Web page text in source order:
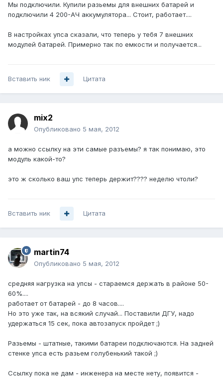
Мы подключили. Купили разьемы для внешних батарей и
подключили 4 200-АЧ аккумулятора... Стоит, работает....
В настройках упса сказали, что теперь у тебя 7 внешних
модулей батарей. Примерно так по емкости и получается...
Вставить ник Цитата
mix2
Опубликовано 5 мая, 2012
а можно ссылку на эти самые разъемы? я так понимаю, это
модуль какой-то?
это ж сколько ваш упс теперь держит???? неделю чтоли?
Вставить ник Цитата
martin74
Опубликовано 5 мая, 2012
средняя нагрузка на упсы - стараемся держать в районе 50-
60%....
работает от батарей - до 8 часов....
Но это уже так, на всякий случай... Поставили ДГУ, надо
удержаться 15 сек, пока автозапуск пройдет ;)
Разьемы - штатные, такими батареи подключаются. На задней
стенке упса есть разьем голубенький такой ;)
Ссылку пока не дам - инженера на месте нету, появится -